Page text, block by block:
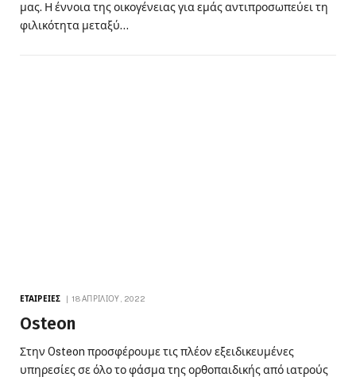
μας. Η έννοια της οικογένειας για εμάς αντιπροσωπεύει τη
φιλικότητα μεταξύ…
ΕΤΑΙΡΕΊΕΣ 18 ΑΠΡΙΛΊΟΥ, 2022
Osteon
Στην Osteon προσφέρουμε τις πλέον εξειδικευμένες
υπηρεσίες σε όλο το φάσμα της ορθοπαιδικής από ιατρούς